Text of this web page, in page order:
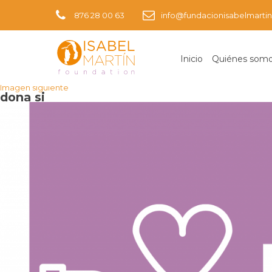
876 28 00 63
Inicio Quiénes
Imagen siguiente
dona si